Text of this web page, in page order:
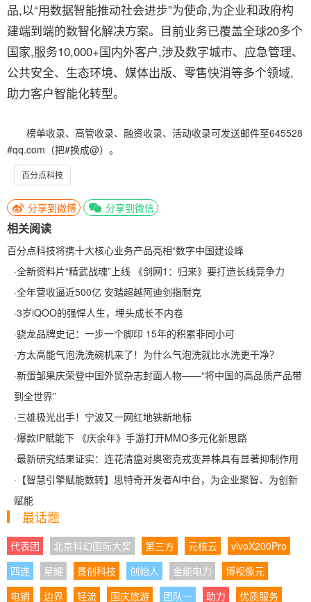
品,以“用数据智能推动社会进步”为使命,为企业和政府构
建端到端的数智化解决方案。目前业务已覆盖全球20多个
国家,服务10,000+国内外客户,涉及数字城市、应急管理、
公共安全、生态环境、媒体出版、零售快消等多个领域,
助力客户智能化转型。
榜单收录、高管收录、融资收录、活动收录可发送邮件至645528
#qq.com（把#换成@）。
百分点科技
分享到微博 分享到微信
相关阅读
百分点科技将携十大核心业务产品亮相“数字中国建设峰
·全新资料片“精武战魂”上线 《剑网1：归来》要打造长线竞争力
·全年营收逼近500亿 安踏超越阿迪剑指耐克
·3岁iQOO的强悍人生，埋头成长不内卷
·骁龙品牌史记：一步一个脚印 15年的积累非同小可
·方太高能气泡洗洗碗机来了！为什么气泡洗就比水洗更干净？
·新蛋邹果庆荣登中国外贸杂志封面人物——“将中国的高品质产品带
到全世界”
·三雄极光出手！宁波又一网红地铁新地标
·爆款IP赋能下 《庆余年》手游打开MMO多元化新思路
·最新研究结果证实：连花清瘟对奥密克戎变异株具有显著抑制作用
· 【智慧引擎赋能数转】思特奇开发者AI中台，为企业聚智、为创新
赋能
最话题
代表团 北京科幻国际大奖 第三方 元核云
vivoX200Pro
四连
星耀 景创科技 创始人 金能电力
博视像元
电销
边界 轻流 国庆旅游 团队一 助力 优质服务